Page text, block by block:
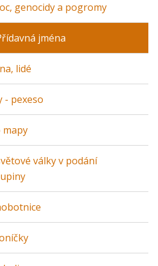
genocidy a pogromy
jména
lidé
- pexeso
války v podání